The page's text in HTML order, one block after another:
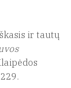
ir tautų